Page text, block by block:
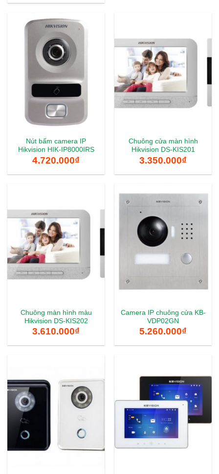
Nút bấm camera IP
Hikvision HIK-IP8000IRS
4.720.000₫
Chuông cửa màn hình
Hikvision DS-KIS201
3.350.000₫
Chuông màn hình màu
Hikvision DS-KIS202
3.610.000₫
Camera IP chuông cửa KB-
VDP02GN
5.260.000₫